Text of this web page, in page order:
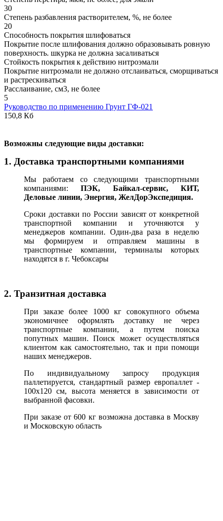
30
Степень разбавления растворителем, %, не более
20
Способность покрытия шлифоваться
Покрытие после шлифования должно образовывать ровную
поверхность. шкурка не должна засаливаться
Стойкость покрытия к действию нитроэмали
Покрытие нитроэмали не должно отслаиваться, сморщиваться
и растрескиваться
Расслаивание, см3, не более
5
Руководство по применению Грунт ГФ-021
150,8 Кб
Возможны следующие виды доставки:
1. Доставка транспортными компаниями
Мы работаем со следующими транспортными
компаниями:ПЭК, Байкал-сервис, КИТ,
Деловые линии, Энергия, ЖелДорЭкспедиция.
Сроки доставки по России зависят от конкретной
транспортной компании и уточняются у
менеджеров компании. Один-два раза в неделю
мы формируем и отправляем машины в
транспортные компании, терминалы которых
находятся в г. Чебоксары
2. Транзитная доставка
При заказе более 1000 кг совокупного объема
экономичнее оформлять доставку не через
транспортные компании, а путем поиска
попутных машин. Поиск может осуществляться
клиентом как самостоятельно, так и при помощи
наших менеджеров.
По индивидуальному запросу продукция
паллетируется, стандартный размер европаллет -
100х120 см, высота меняется в зависимости от
выбранной фасовки.
При заказе от 600 кг возможна доставка в Москву
и Московскую область